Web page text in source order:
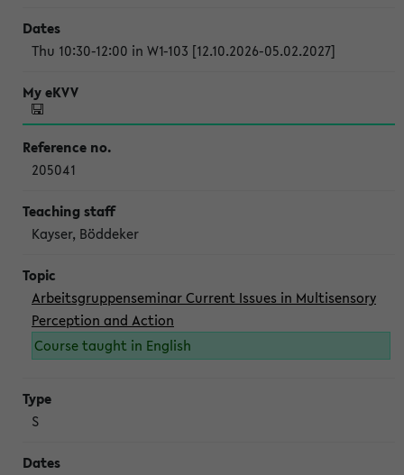
Thu 10:30-12:00 in W1-103 [12.10.2026-05.02.2027]
205041
Kayser, Böddeker
Arbeitsgruppenseminar Current Issues in Multisensory
Perception and Action
Course taught in English
S